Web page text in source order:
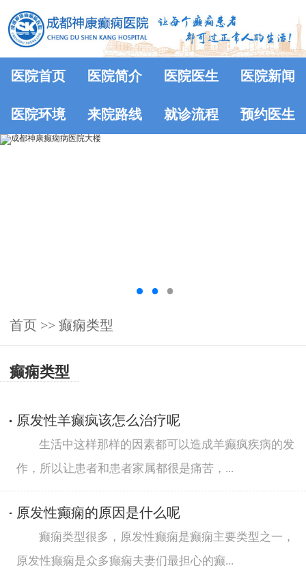
医院首页 医院简介 医院医生 医院新闻
医院环境 来院路线 就诊流程 预约医生
首页 >> 癫痫类型
癫痫类型
原发性羊癫疯该怎么治疗呢
生活中这样那样的因素都可以造成羊癫疯疾病的发
作，所以让患者和患者家属都很是痛苦，...
原发性癫痫的原因是什么呢
癫痫类型很多，原发性癫痫是癫痫主要类型之一，
原发性癫痫是众多癫痫夫妻们最担心的癫...